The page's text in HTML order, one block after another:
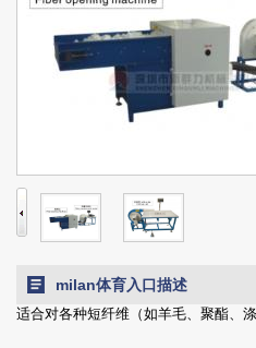
milan体育入口描述
适合对各种短纤维（如羊毛、聚酯、